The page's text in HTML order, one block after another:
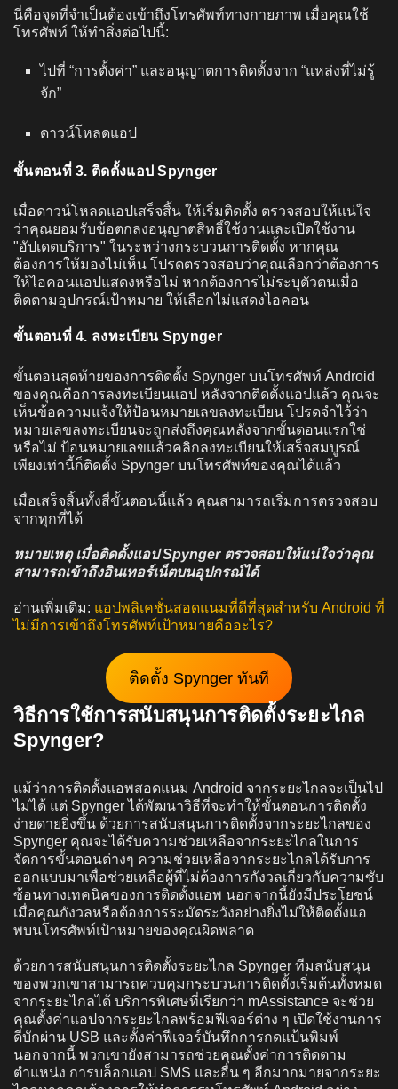
นี่คือจุดที่จำเป็นต้องเข้าถึงโทรศัพท์ทางกายภาพ เมื่อคุณใช้
โทรศัพท์ ให้ทำสิ่งต่อไปนี้:
ไปที่ “การตั้งค่า” และอนุญาตการติดตั้งจาก “แหล่งที่ไม่รู้
จัก”
ดาวน์โหลดแอป
ขั้นตอนที่ 3. ติดตั้งแอป Spynger
เมื่อดาวน์โหลดแอปเสร็จสิ้น ให้เริ่มติดตั้ง ตรวจสอบให้แน่ใจ
ว่าคุณยอมรับข้อตกลงอนุญาตสิทธิ์ใช้งานและเปิดใช้งาน
"อัปเดตบริการ" ในระหว่างกระบวนการติดตั้ง หากคุณ
ต้องการให้มองไม่เห็น โปรดตรวจสอบว่าคุณเลือกว่าต้องการ
ให้ไอคอนแอปแสดงหรือไม่ หากต้องการไม่ระบุตัวตนเมื่อ
ติดตามอุปกรณ์เป้าหมาย ให้เลือกไม่แสดงไอคอน
ขั้นตอนที่ 4. ลงทะเบียน Spynger
ขั้นตอนสุดท้ายของการติดตั้ง Spynger บนโทรศัพท์ Android
ของคุณคือการลงทะเบียนแอป หลังจากติดตั้งแอปแล้ว คุณจะ
เห็นข้อความแจ้งให้ป้อนหมายเลขลงทะเบียน โปรดจำไว้ว่า
หมายเลขลงทะเบียนจะถูกส่งถึงคุณหลังจากขั้นตอนแรกใช่
หรือไม่ ป้อนหมายเลขแล้วคลิกลงทะเบียนให้เสร็จสมบูรณ์
เพียงเท่านี้ก็ติดตั้ง Spynger บนโทรศัพท์ของคุณได้แล้ว
เมื่อเสร็จสิ้นทั้งสี่ขั้นตอนนี้แล้ว คุณสามารถเริ่มการตรวจสอบ
จากทุกที่ได้
หมายเหตุ เมื่อติดตั้งแอป Spynger ตรวจสอบให้แน่ใจว่าคุณ
สามารถเข้าถึงอินเทอร์เน็ตบนอุปกรณ์ได้
อ่านเพิ่มเติม: แอปพลิเคชั่นสอดแนมที่ดีที่สุดสำหรับ Android ที่
ไม่มีการเข้าถึงโทรศัพท์เป้าหมายคืออะไร?
ติดตั้ง Spynger ทันที
วิธีการใช้การสนับสนุนการติดตั้งระยะไกล
Spynger?
แม้ว่าการติดตั้งแอพสอดแนม Android จากระยะไกลจะเป็นไป
ไม่ได้ แต่ Spynger ได้พัฒนาวิธีที่จะทำให้ขั้นตอนการติดตั้ง
ง่ายดายยิ่งขึ้น ด้วยการสนับสนุนการติดตั้งจากระยะไกลของ
Spynger คุณจะได้รับความช่วยเหลือจากระยะไกลในการ
จัดการขั้นตอนต่างๆ ความช่วยเหลือจากระยะไกลได้รับการ
ออกแบบมาเพื่อช่วยเหลือผู้ที่ไม่ต้องการกังวลเกี่ยวกับความซับ
ซ้อนทางเทคนิคของการติดตั้งแอพ นอกจากนี้ยังมีประโยชน์
เมื่อคุณกังวลหรือต้องการระมัดระวังอย่างยิ่งไม่ให้ติดตั้งแอ
พบนโทรศัพท์เป้าหมายของคุณผิดพลาด
ด้วยการสนับสนุนการติดตั้งระยะไกล Spynger ทีมสนับสนุน
ของพวกเขาสามารถควบคุมกระบวนการติดตั้งเริ่มต้นทั้งหมด
จากระยะไกลได้ บริการพิเศษที่เรียกว่า mAssistance จะช่วย
คุณตั้งค่าแอปจากระยะไกลพร้อมฟีเจอร์ต่าง ๆ เปิดใช้งานการ
ดีบักผ่าน USB และตั้งค่าฟีเจอร์บันทึกการกดแป้นพิมพ์
นอกจากนี้ พวกเขายังสามารถช่วยคุณตั้งค่าการติดตาม
ตำแหน่ง การบล็อกแอป SMS และอื่น ๆ อีกมากมายจากระยะ